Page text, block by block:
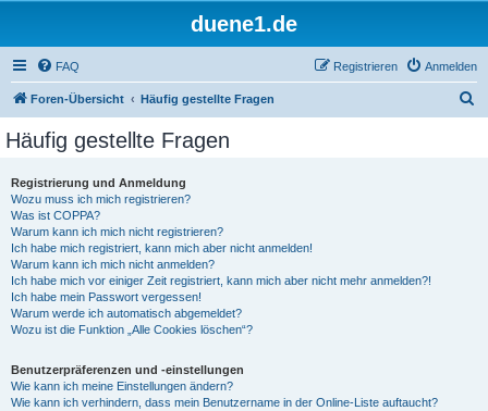
duene1.de
FAQ Anmelden
Registrieren
Foren-Übersicht Häufig gestellte Fragen
Häufig gestellte Fragen
Registrierung und Anmeldung
Wozu muss ich mich registrieren?
Was ist COPPA?
Warum kann ich mich nicht registrieren?
Ich habe mich registriert, kann mich aber nicht anmelden!
Warum kann ich mich nicht anmelden?
Ich habe mich vor einiger Zeit registriert, kann mich aber nicht mehr anmelden?!
Ich habe mein Passwort vergessen!
Warum werde ich automatisch abgemeldet?
Wozu ist die Funktion „Alle Cookies löschen“?
Benutzerpräferenzen und -einstellungen
Wie kann ich meine Einstellungen ändern?
Wie kann ich verhindern, dass mein Benutzername in der Online-Liste auftaucht?